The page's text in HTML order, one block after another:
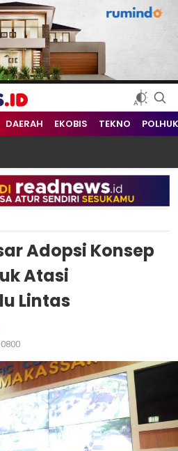
Hari ini dari Indonesia dan Dunia
DAERAH EKOBIS TEKNO
Adopsi Konsep
Atasi
Lintas